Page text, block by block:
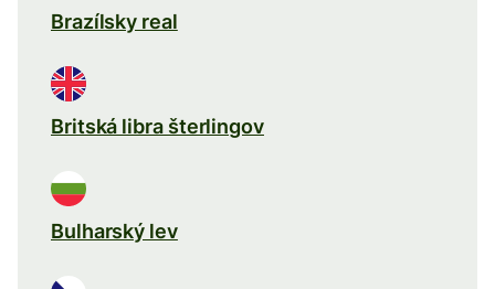
Brazílsky real
Britská libra šterlingov
Bulharský lev